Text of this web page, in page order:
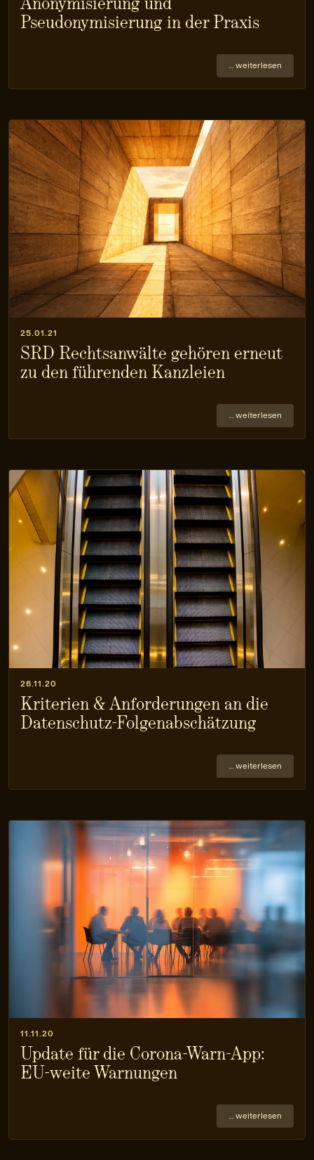
Pseudonymisierung in der Praxis
… weiterlesen
25.01.21
SRD Rechtsanwälte gehören erneut
zu den führenden Kanzleien
… weiterlesen
26.11.20
Kriterien & Anforderungen an die
Datenschutz-Folgen­abschätzung
… weiterlesen
11.11.20
Update für die Corona-Warn-App:
EU-weite Warnungen
… weiterlesen